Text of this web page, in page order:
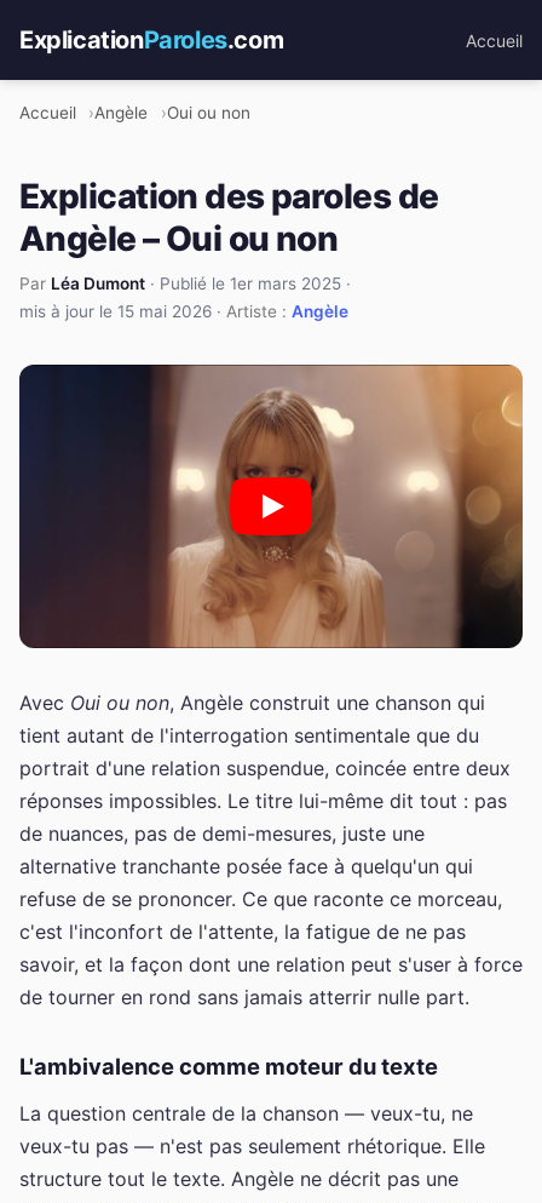
ExplicationParoles.com Accueil
Accueil Angèle Oui ou non
Explication des paroles de
Angèle – Oui ou non
Par Léa Dumont · Publié le 1er mars 2025 ·
mis à jour le 15 mai 2026 · Artiste : Angèle
Avec Oui ou non, Angèle construit une chanson qui
tient autant de l'interrogation sentimentale que du
portrait d'une relation suspendue, coincée entre deux
réponses impossibles. Le titre lui-même dit tout : pas
de nuances, pas de demi-mesures, juste une
alternative tranchante posée face à quelqu'un qui
refuse de se prononcer. Ce que raconte ce morceau,
c'est l'inconfort de l'attente, la fatigue de ne pas
savoir, et la façon dont une relation peut s'user à force
de tourner en rond sans jamais atterrir nulle part.
L'ambivalence comme moteur du texte
La question centrale de la chanson — veux-tu, ne
veux-tu pas — n'est pas seulement rhétorique. Elle
structure tout le texte. Angèle ne décrit pas une